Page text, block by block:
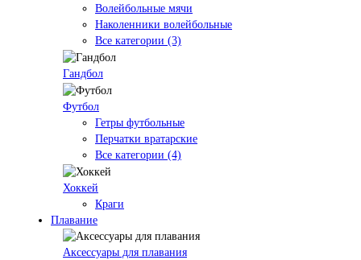
Волейбольные мячи
Наколенники волейбольные
Все категории (3)
Гандбол
Футбол
Гетры футбольные
Перчатки вратарские
Все категории (4)
Хоккей
Краги
Плавание
Аксессуары для плавания